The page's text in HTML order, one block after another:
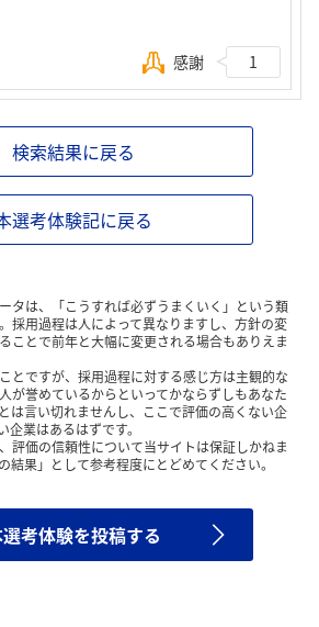
感謝 1
検索結果に戻る
選考体験記に戻る
タは、「こうすれば必ずうまくいく」という類
採用過程は人によって異なりますし、方針の変
ことで前年と大幅に変更される場合もありえま
とですが、採用過程に対する感じ方は主観的な
が誉めているからといってかならずしもあなた
は言い切れませんし、ここで評価の高くない企
業はあるはずです。
評価の信頼性について当サイトは保証しかねま
結果」として参考程度にとどめてください。
考体験を投稿する